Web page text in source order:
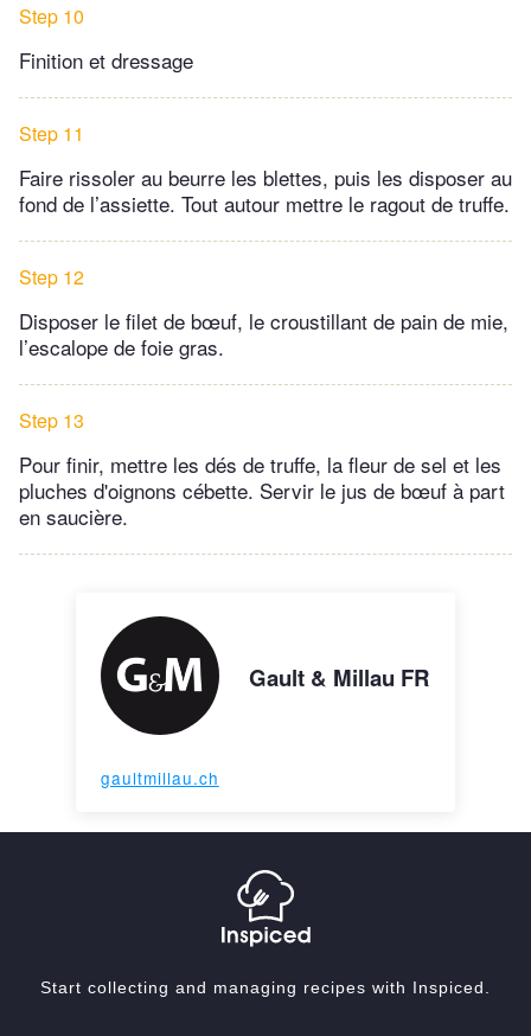
Step 10
Finition et dressage
Step 11
Faire rissoler au beurre les blettes, puis les disposer au
fond de l’assiette. Tout autour mettre le ragout de truffe.
Step 12
Disposer le filet de bœuf, le croustillant de pain de mie,
l’escalope de foie gras.
Step 13
Pour finir, mettre les dés de truffe, la fleur de sel et les
pluches d'oignons cébette. Servir le jus de bœuf à part
en saucière.
Gault & Millau FR
gaultmillau.ch
Start collecting and managing recipes with Inspiced.